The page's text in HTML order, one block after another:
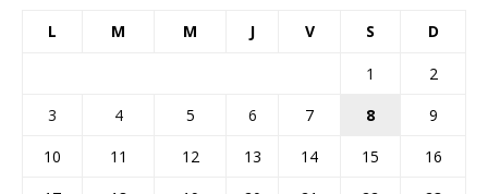
L M M J V S D
1
2
3
4 5 6 7 8
9
10
11 12 13 14 15
16